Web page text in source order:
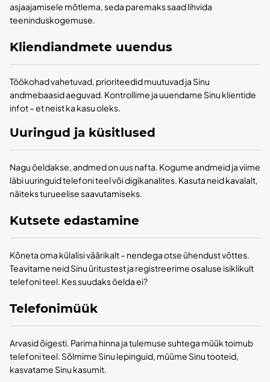
asjaajamisele mõtlema, seda paremaks saad lihvida
teeninduskogemuse.
Kliendiandmete uuendus
Töökohad vahetuvad, prioriteedid muutuvad ja Sinu
andmebaasid aeguvad. Kontrollime ja uuendame Sinu klientide
infot – et neist ka kasu oleks.
Uuringud ja küsitlused
Nagu öeldakse, andmed on uus nafta. Kogume andmeid ja viime
läbi uuringuid telefoni teel või digikanalites. Kasuta neid kavalalt,
näiteks turueelise saavutamiseks.
Kutsete edastamine
Kõneta oma külalisi väärikalt – nendega otse ühendust võttes.
Teavitame neid Sinu üritustest ja registreerime osaluse isiklikult
telefoni teel. Kes suudaks öelda ei?
Telefonimüük
Arvasid õigesti. Parima hinna ja tulemuse suhtega müük toimub
telefoni teel. Sõlmime Sinu lepinguid, müüme Sinu tooteid,
kasvatame Sinu kasumit.